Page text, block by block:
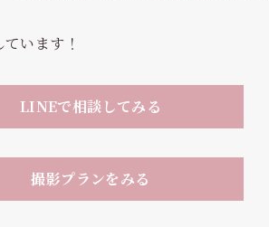
います！
LINEで相談してみる
撮影プランをみる